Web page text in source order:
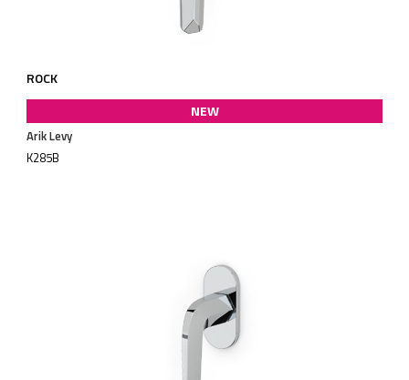
ROCK
NEW
Arik Levy
K285B